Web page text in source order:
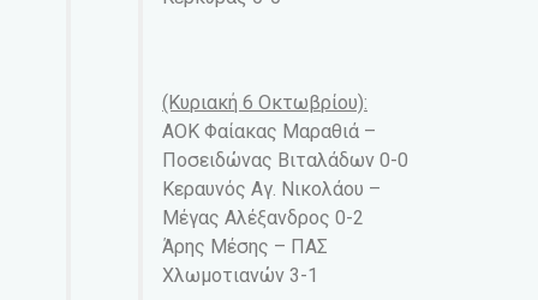
(Κυριακή 6 Οκτωβρίου):
ΑΟΚ Φαίακας Μαραθιά –
Ποσειδώνας Βιταλάδων 0-0
Κεραυνός Αγ. Νικολάου –
Μέγας Αλέξανδρος 0-2
Άρης Μέσης – ΠΑΣ
Χλωμοτιανών 3-1